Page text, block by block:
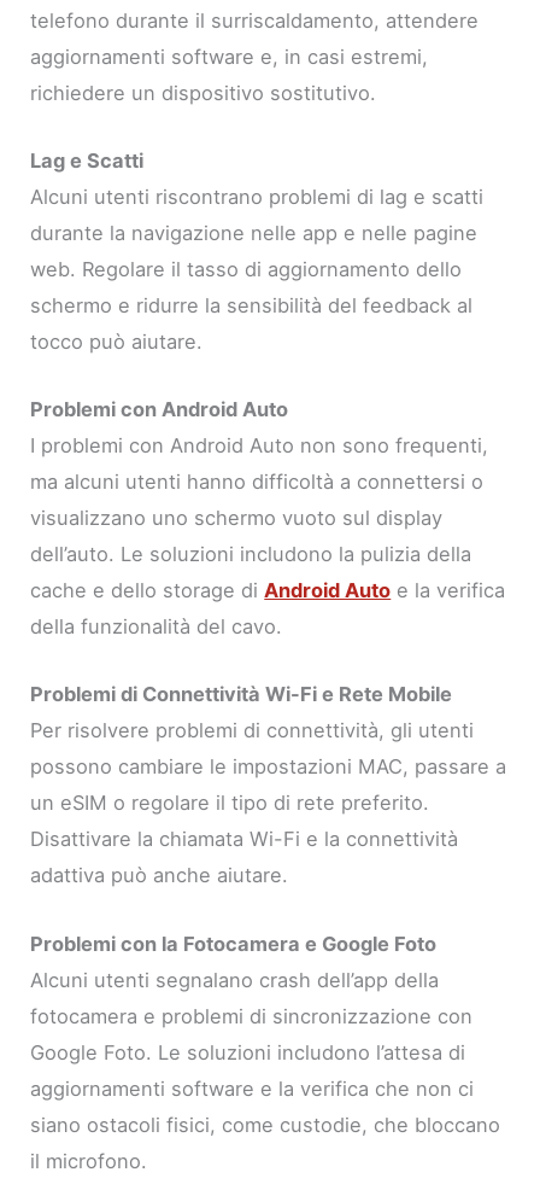
telefono durante il surriscaldamento, attendere
aggiornamenti software e, in casi estremi,
richiedere un dispositivo sostitutivo.
Lag e Scatti
Alcuni utenti riscontrano problemi di lag e scatti
durante la navigazione nelle app e nelle pagine
web. Regolare il tasso di aggiornamento dello
schermo e ridurre la sensibilità del feedback al
tocco può aiutare.
Problemi con Android Auto
I problemi con Android Auto non sono frequenti,
ma alcuni utenti hanno difficoltà a connettersi o
visualizzano uno schermo vuoto sul display
dell’auto. Le soluzioni includono la pulizia della
cache e dello storage diAndroid Auto e la verifica
della funzionalità del cavo.
Problemi di Connettività Wi-Fi e Rete Mobile
Per risolvere problemi di connettività, gli utenti
possono cambiare le impostazioni MAC, passare a
un eSIM o regolare il tipo di rete preferito.
Disattivare la chiamata Wi-Fi e la connettività
adattiva può anche aiutare.
Problemi con la Fotocamera e Google Foto
Alcuni utenti segnalano crash dell’app della
fotocamera e problemi di sincronizzazione con
Google Foto. Le soluzioni includono l’attesa di
aggiornamenti software e la verifica che non ci
siano ostacoli fisici, come custodie, che bloccano
il microfono.